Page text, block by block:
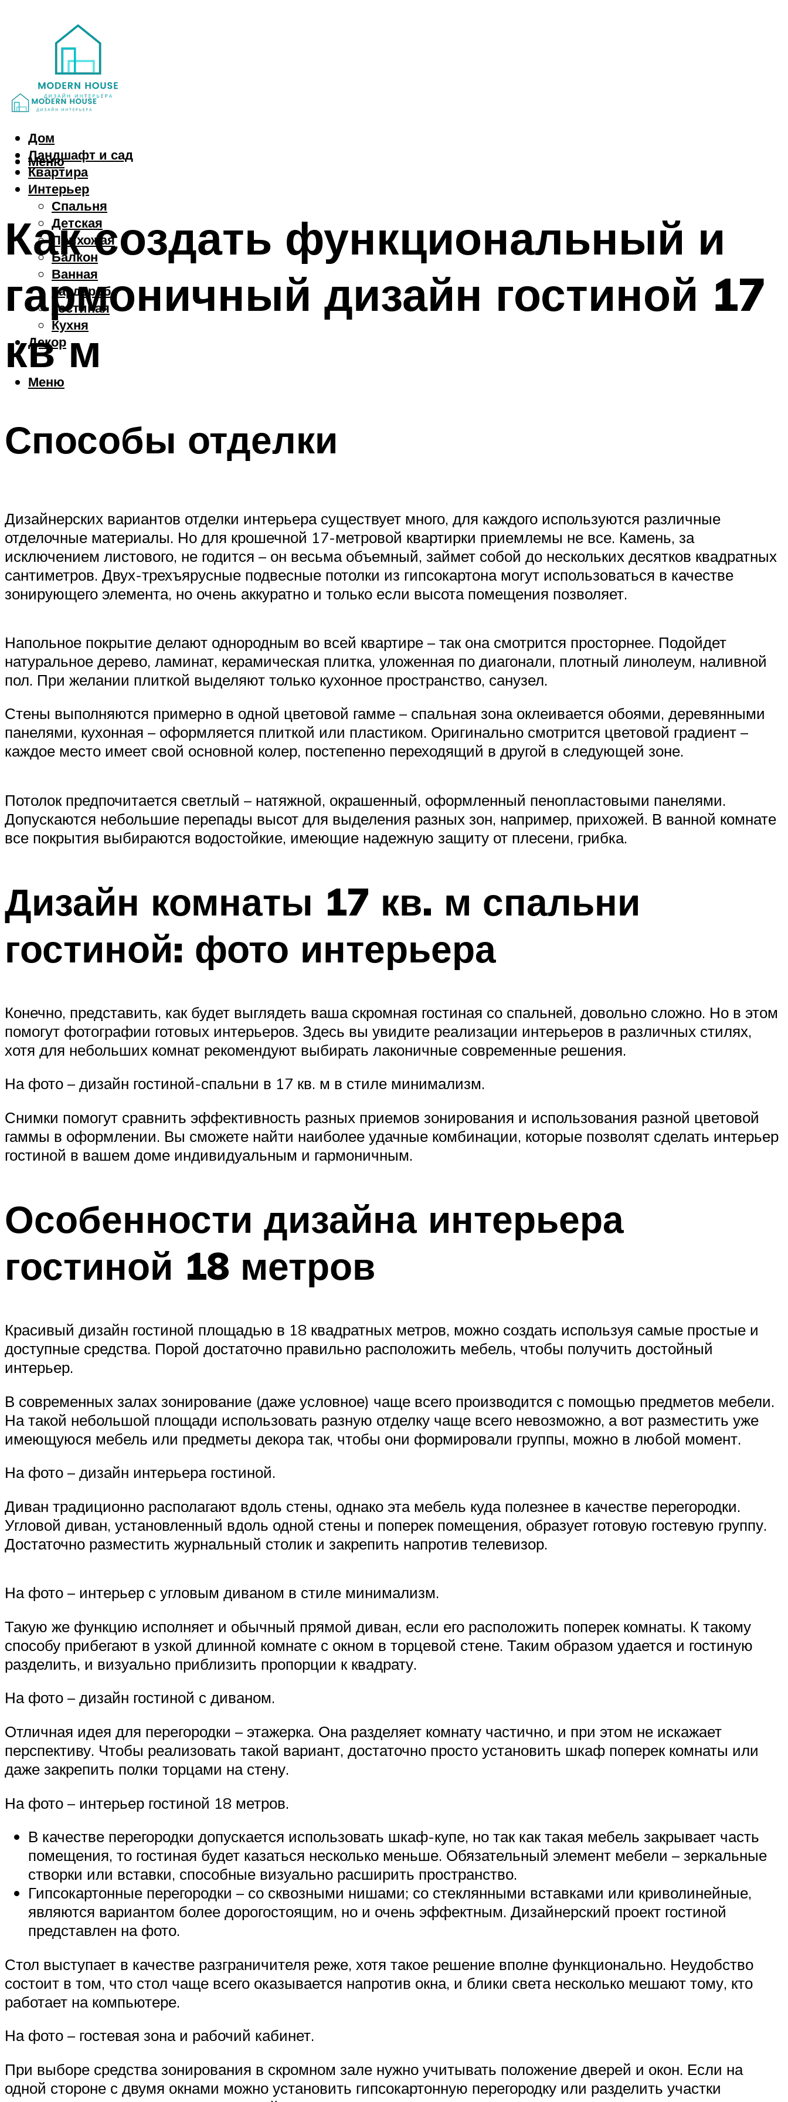
Дом
Ландшафт и сад
Квартира
Интерьер
Спальня
Детская
Прихожая
Балкон
Ванная
Гардероб
Гостиная
Кухня
Декор
Меню
Меню
Как создать функциональный и
гармоничный дизайн гостиной 17
кв м
Способы отделки
Дизайнерских вариантов отделки интерьера существует много, для каждого используются различные
отделочные материалы. Но для крошечной 17-метровой квартирки приемлемы не все. Камень, за
исключением листового, не годится – он весьма объемный, займет собой до нескольких десятков квадратных
сантиметров. Двух-трехъярусные подвесные потолки из гипсокартона могут использоваться в качестве
зонирующего элемента, но очень аккуратно и только если высота помещения позволяет.
Напольное покрытие делают однородным во всей квартире – так она смотрится просторнее. Подойдет
натуральное дерево, ламинат, керамическая плитка, уложенная по диагонали, плотный линолеум, наливной
пол. При желании плиткой выделяют только кухонное пространство, санузел.
Стены выполняются примерно в одной цветовой гамме – спальная зона оклеивается обоями, деревянными
панелями, кухонная – оформляется плиткой или пластиком. Оригинально смотрится цветовой градиент –
каждое место имеет свой основной колер, постепенно переходящий в другой в следующей зоне.
Потолок предпочитается светлый – натяжной, окрашенный, оформленный пенопластовыми панелями.
Допускаются небольшие перепады высот для выделения разных зон, например, прихожей. В ванной комнате
все покрытия выбираются водостойкие, имеющие надежную защиту от плесени, грибка.
Дизайн комнаты 17 кв. м спальни
гостиной: фото интерьера
Конечно, представить, как будет выглядеть ваша скромная гостиная со спальней, довольно сложно. Но в этом
помогут фотографии готовых интерьеров. Здесь вы увидите реализации интерьеров в различных стилях,
хотя для небольших комнат рекомендуют выбирать лаконичные современные решения.
На фото – дизайн гостиной-спальни в 17 кв. м в стиле минимализм.
Снимки помогут сравнить эффективность разных приемов зонирования и использования разной цветовой
гаммы в оформлении. Вы сможете найти наиболее удачные комбинации, которые позволят сделать интерьер
гостиной в вашем доме индивидуальным и гармоничным.
Особенности дизайна интерьера
гостиной 18 метров
Красивый дизайн гостиной площадью в 18 квадратных метров, можно создать используя самые простые и
доступные средства. Порой достаточно правильно расположить мебель, чтобы получить достойный
интерьер.
В современных залах зонирование (даже условное) чаще всего производится с помощью предметов мебели.
На такой небольшой площади использовать разную отделку чаще всего невозможно, а вот разместить уже
имеющуюся мебель или предметы декора так, чтобы они формировали группы, можно в любой момент.
На фото – дизайн интерьера гостиной.
Диван традиционно располагают вдоль стены, однако эта мебель куда полезнее в качестве перегородки.
Угловой диван, установленный вдоль одной стены и поперек помещения, образует готовую гостевую группу.
Достаточно разместить журнальный столик и закрепить напротив телевизор.
На фото – интерьер с угловым диваном в стиле минимализм.
Такую же функцию исполняет и обычный прямой диван, если его расположить поперек комнаты. К такому
способу прибегают в узкой длинной комнате с окном в торцевой стене. Таким образом удается и гостиную
разделить, и визуально приблизить пропорции к квадрату.
На фото – дизайн гостиной с диваном.
Отличная идея для перегородки – этажерка. Она разделяет комнату частично, и при этом не искажает
перспективу. Чтобы реализовать такой вариант, достаточно просто установить шкаф поперек комнаты или
даже закрепить полки торцами на стену.
На фото – интерьер гостиной 18 метров.
В качестве перегородки допускается использовать шкаф-купе, но так как такая мебель закрывает часть
помещения, то гостиная будет казаться несколько меньше. Обязательный элемент мебели – зеркальные
створки или вставки, способные визуально расширить пространство.
Гипсокартонные перегородки – со сквозными нишами; со стеклянными вставками или криволинейные,
являются вариантом более дорогостоящим, но и очень эффектным. Дизайнерский проект гостиной
представлен на фото.
Стол выступает в качестве разграничителя реже, хотя такое решение вполне функционально. Неудобство
состоит в том, что стол чаще всего оказывается напротив окна, и блики света несколько мешают тому, кто
работает на компьютере.
На фото – гостевая зона и рабочий кабинет.
При выборе средства зонирования в скромном зале нужно учитывать положение дверей и окон. Если на
одной стороне с двумя окнами можно установить гипсокартонную перегородку или разделить участки